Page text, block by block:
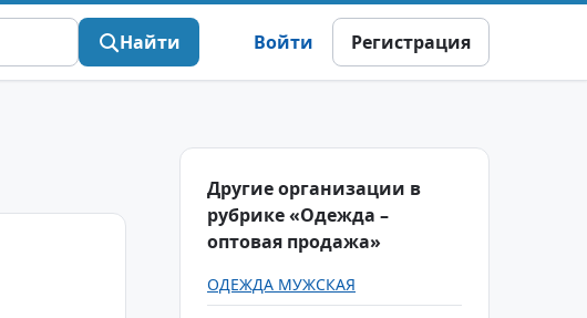
Найти Войти Регистрация
Другие организации в
рубрике «Одежда –
оптовая продажа»
ОДЕЖДА МУЖСКАЯ